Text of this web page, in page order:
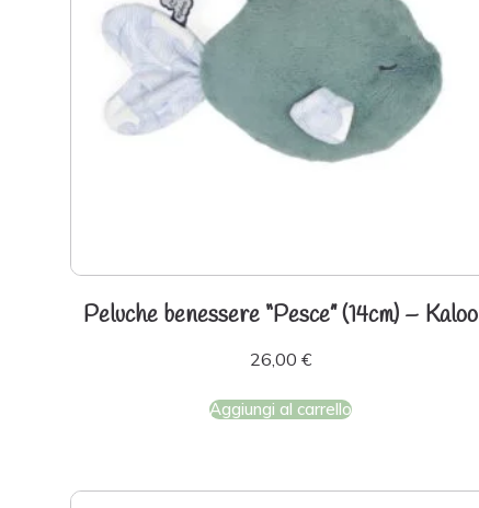
Peluche benessere “Pesce” (14cm) – Kaloo
26,00 €
Aggiungi al carrello